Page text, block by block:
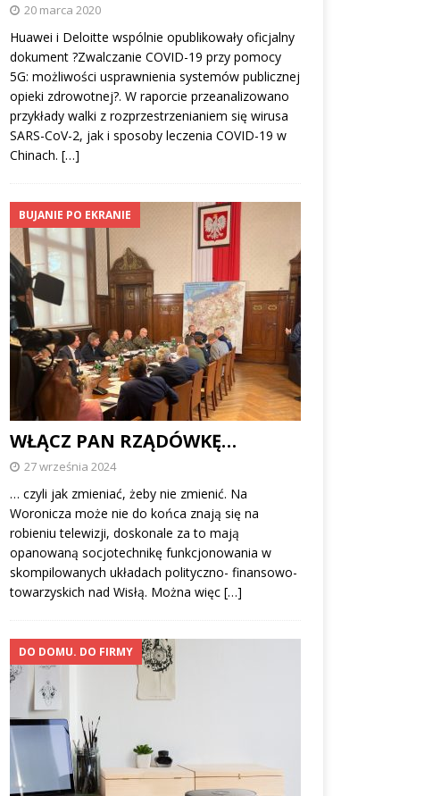
20 marca 2020
Huawei i Deloitte wspólnie opublikowały oficjalny
dokument ?Zwalczanie COVID-19 przy pomocy
5G: możliwości usprawnienia systemów publicznej
opieki zdrowotnej?. W raporcie przeanalizowano
przykłady walki z rozprzestrzenianiem się wirusa
SARS-CoV-2, jak i sposoby leczenia COVID-19 w
Chinach. […]
BUJANIE PO EKRANIE
WŁĄCZ PAN RZĄDÓWKĘ…
27 września 2024
… czyli jak zmieniać, żeby nie zmienić. Na
Woronicza może nie do końca znają się na
robieniu telewizji, doskonale za to mają
opanowaną socjotechnikę funkcjonowania w
skompilowanych układach polityczno- finansowo-
towarzyskich nad Wisłą. Można więc […]
DO DOMU. DO FIRMY